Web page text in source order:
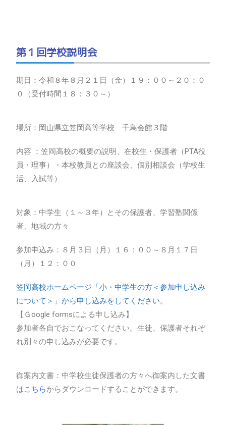
第１回学校説明会
期日：令和８年８月２１日（金）１９：００～２０：０
０（受付時間１８：３０～）
場所：岡山県立笠岡高等学校 千鳥会館３階
内容 ：笠岡高校の概要の説明、在校生・保護者（PTA役
員・理事）・本校教員との座談会、個別相談会（学校生
活、入試等）
対象：中学生（１～３年）とその保護者、学習塾関係
者、地域の方々
参加申込み：８月３日（月）１６：００～８月１７日
（月）１２：００
笠岡高校ホームページ「小・中学生の方＜参加申し込み
について＞」から申し込みをしてください。
【Ｇoogle formsによる申し込み】
参加者各自でおこなってください。生徒、保護者それぞ
れ別々の申し込みが必要です。
御案内文書：中学校生徒保護者の方々へ御案内した文書
はこち らからダウンロードすることができます。